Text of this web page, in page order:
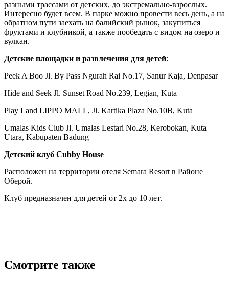
разными трассами от детских, до экстремально-взрослых.
Интересно будет всем. В парке можно провести весь день, а на
обратном пути заехать на балийский рынок, закупиться
фруктами и клубникой, а также пообедать с видом на озеро и
вулкан.
Детские площадки и развлечения для детей:
Peek A Boo Jl. By Pass Ngurah Rai No.17, Sanur Kaja, Denpasar
Hide and Seek Jl. Sunset Road No.239, Legian, Kuta
Play Land LIPPO MALL, Jl. Kartika Plaza No.10B, Kuta
Umalas Kids Club Jl. Umalas Lestari No.28, Kerobokan, Kuta
Utara, Kabupaten Badung
Детский клуб Cubby House
Расположен на территории отеля Semara Resort в Районе
Оберой.
Клуб предназначен для детей от 2х до 10 лет.
Смотрите также